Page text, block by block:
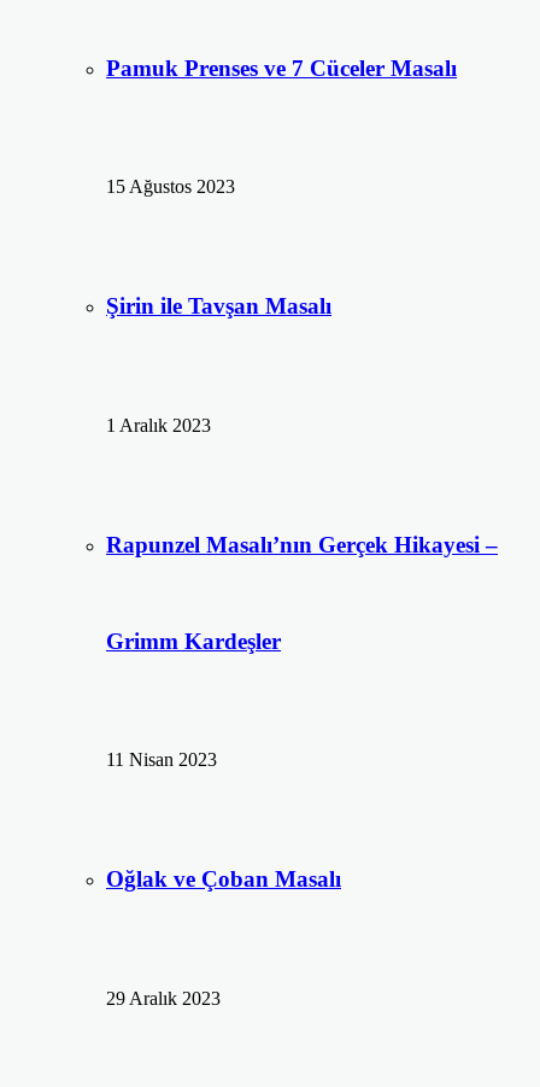
Pamuk Prenses ve 7 Cüceler Masalı
15 Ağustos 2023
Şirin ile Tavşan Masalı
1 Aralık 2023
Rapunzel Masalı’nın Gerçek Hikayesi –
Grimm Kardeşler
11 Nisan 2023
Oğlak ve Çoban Masalı
29 Aralık 2023